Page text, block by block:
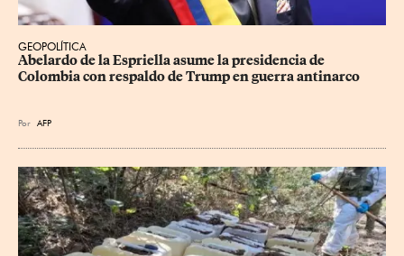
GEOPOLÍTICA
Abelardo de la Espriella asume la presidencia de
Colombia con respaldo de Trump en guerra antinarco
Por AFP